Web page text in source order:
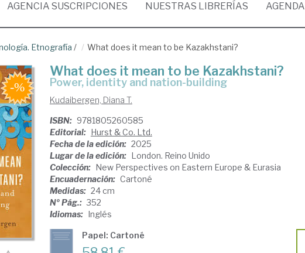
AGENCIA SUSCRIPCIONES NUESTRAS LIBRERÍAS AGENDA
Etnografía / What does it mean to be Kazakhstani?
What does it mean to be Kazakhstani?
power, identity and nation-building
Kudaibergen, Diana T.
ISBN: 9781805260585
Editorial: Hurst & Co. Ltd.
Fecha de la edición: 2025
Lugar de la edición: London. Reino Unido
Colección: New Perspectives on Eastern Europe & Eurasia
Encuadernación: Cartoné
Medidas: 24 cm
Nº Pág.: 352
Idiomas: Inglés
Papel: Cartoné